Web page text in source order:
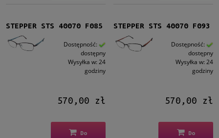
STEPPER STS 40070 F085
Dostępność:
dostępny
Wysyłka w: 24
godziny
570,00 zł
Do
STEPPER STS 40070 F093
Dostępność:
dostępny
Wysyłka w: 24
godziny
570,00 zł
Do